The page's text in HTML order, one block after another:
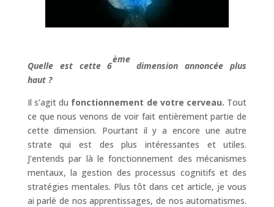
Quelle est cette 6
ème
dimension annoncée plus
haut ?
Il s’agit du fonctionnement de votre cerveau. Tout
ce que nous venons de voir fait entièrement partie de
cette dimension. Pourtant il y a encore une autre
strate qui est des plus intéressantes et utiles.
J’entends par là le fonctionnement des mécanismes
mentaux, la gestion des processus cognitifs et des
stratégies mentales. Plus tôt dans cet article, je vous
ai parlé de nos apprentissages, de nos automatismes.